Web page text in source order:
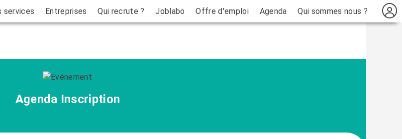
services Entreprises Qui recrute ? Joblabo Offre d'emploi Agenda Qui sommes nous ?
Agenda Inscription